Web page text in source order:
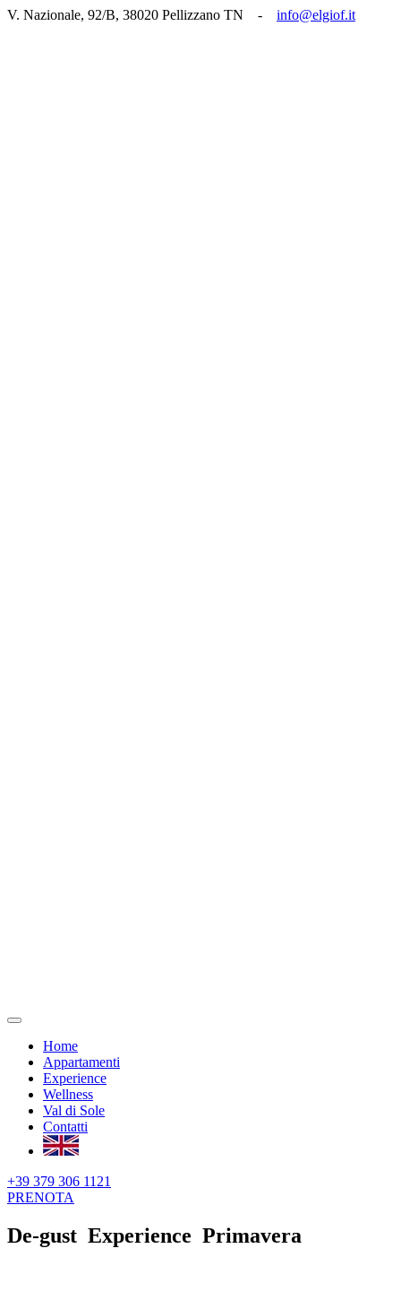
V. Nazionale, 92/B, 38020 Pellizzano TN - info@elgiof.it
Home
Appartamenti
Experience
Wellness
Val di Sole
Contatti
+39 379 306 1121
PRENOTA
De-gust Experience Primavera